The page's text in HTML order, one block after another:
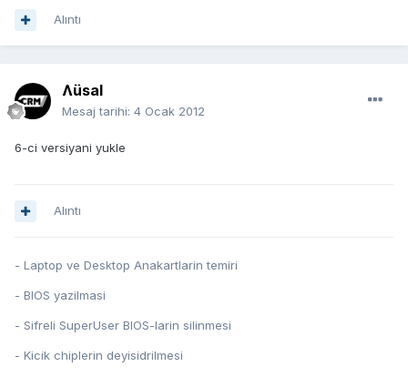
Alıntı
Ʌüsal
Mesaj tarihi: 4 Ocak 2012
6-ci versiyani yukle
Alıntı
- Laptop ve Desktop Anakartlarin temiri
- BIOS yazilmasi
- Sifreli SuperUser BIOS-larin silinmesi
- Kicik chiplerin deyisidrilmesi